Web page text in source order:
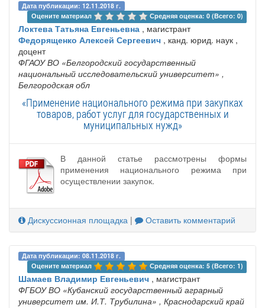
Дата публикации: 12.11.2018 г.
Оцените материал
Средняя оценка: 0 (Всего: 0)
Локтева Татьяна Евгеньевна , магистрант
Федорященко Алексей Сергеевич , канд. юрид. наук ,
доцент
ФГАОУ ВО «Белгородский государственный
национальный исследовательский университет» ,
Белгородская обл
«Применение национального режима при закупках
товаров, работ услуг для государственных и
муниципальных нужд»
В данной статье рассмотрены формы
применения национального режима при
осуществлении закупок.
Дискуссионная площадка | Оставить комментарий
Дата публикации: 08.11.2018 г.
Оцените материал
Средняя оценка: 5 (Всего: 1)
Шамаев Владимир Евгеньевич , магистрант
ФГБОУ ВО «Кубанский государственный аграрный
университет им. И.Т. Трубилина» , Краснодарский край